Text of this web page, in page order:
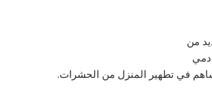
من
في تطهير المنزل من الحشرات.